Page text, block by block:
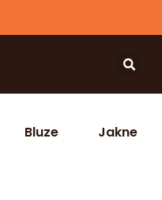
Bluze Jakne